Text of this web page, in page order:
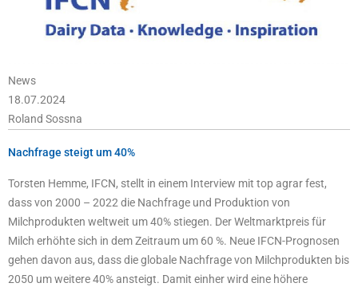
News
18.07.2024
Roland Sossna
Nachfrage steigt um 40%
Torsten Hemme, IFCN, stellt in einem Interview mit top agrar fest,
dass von 2000 – 2022 die Nachfrage und Produktion von
Milchprodukten weltweit um 40% stiegen. Der Weltmarktpreis für
Milch erhöhte sich in dem Zeitraum um 60 %. Neue IFCN-Prognosen
gehen davon aus, dass die globale Nachfrage von Milchprodukten bis
2050 um weitere 40% ansteigt. Damit einher wird eine höhere